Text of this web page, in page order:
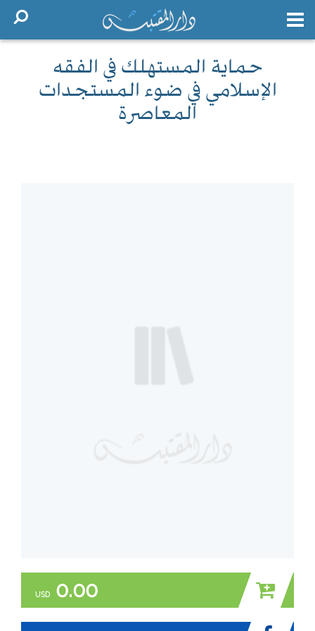
حماية المستهلك في الفقه
الإسلامي في ضوء المستجدات
المعاصرة
0.00
USD